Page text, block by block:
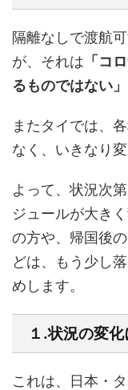
隔離なしで渡航
が、それは 「コ
るものではない」
またタイでは、
なく、いきなり
よって、状況次
ジュールが大き
の方や、帰国後
どは、もう少し
めします。
１.状況の変
これは、日本・